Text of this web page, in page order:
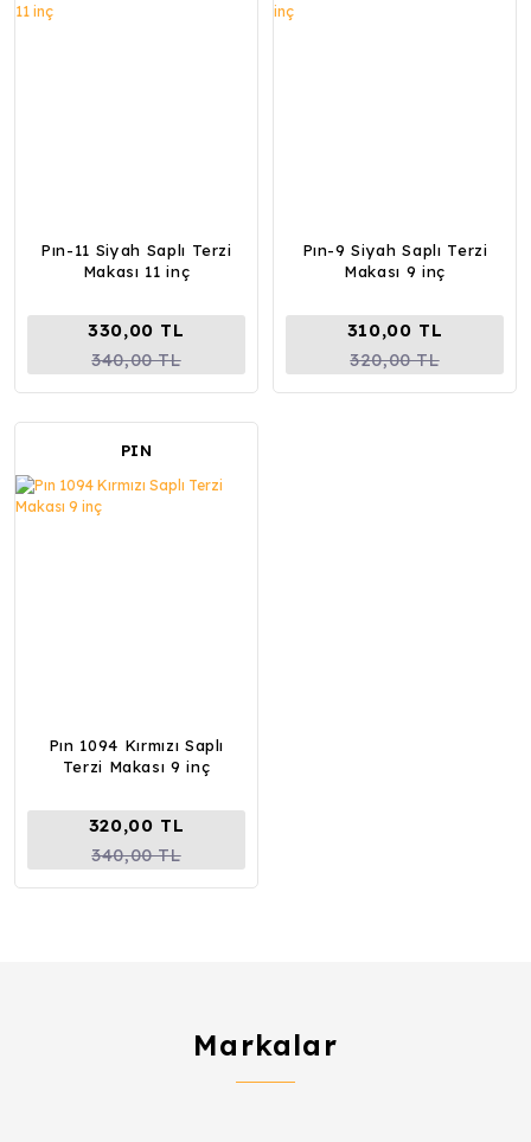
Pın-11 Siyah Saplı Terzi
Makası 11 inç
330,00 TL
340,00 TL
Pın-9 Siyah Saplı Terzi
Makası 9 inç
310,00 TL
320,00 TL
PIN
Pın 1094 Kırmızı Saplı
Terzi Makası 9 inç
320,00 TL
340,00 TL
Markalar